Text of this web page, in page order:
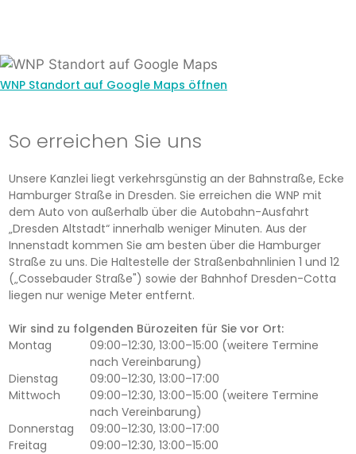
WNP Standort auf Google Maps öffnen
So erreichen Sie uns
Unsere Kanzlei liegt verkehrsgünstig an der Bahnstraße, Ecke
Hamburger Straße in Dresden. Sie erreichen die WNP mit
dem Auto von außerhalb über die Autobahn-Ausfahrt
„Dresden Altstadt“ innerhalb weniger Minuten. Aus der
Innenstadt kommen Sie am besten über die Hamburger
Straße zu uns. Die Haltestelle der Straßenbahnlinien 1 und 12
(„Cossebauder Straße") sowie der Bahnhof Dresden-Cotta
liegen nur wenige Meter entfernt.
Wir sind zu folgenden Bürozeiten für Sie vor Ort:
Montag
09:00–12:30, 13:00–15:00 (weitere Termine
nach Vereinbarung)
Dienstag
09:00–12:30, 13:00–17:00
Mittwoch
09:00–12:30, 13:00–15:00 (weitere Termine
nach Vereinbarung)
Donnerstag
09:00–12:30, 13:00–17:00
Freitag
09:00–12:30, 13:00–15:00